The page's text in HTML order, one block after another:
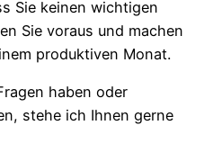
Sie keinen wichtigen
Sie voraus und machen
produktiven Monat.
haben oder
stehe ich Ihnen gerne